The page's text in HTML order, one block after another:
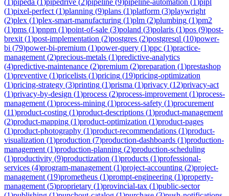
(1)pixel-perfect (1)planning (9)plans (1)platform (3)playwright
(2)plex (1)plex-smart-manufacturing (1)plm (2)plumbing (1)pm2
(1)pms (1)pnpm (1)point-of-sale (3)poland (3)polaris (1)pos (9)post-
brexit (1)post-implementation (2)postgres (2)postgresql (10)power-
bi (79)power-bi-premium (1)power-query (1)ppc (1)practice-
management (2)precious-metals (1)predictive-analytics
(4)predictive-maintenance (2)premium (2)preparation (1)prestashop
(1)preventive (1)pricelists (1)pricing (19)pricing-optimization
(1)pricing-strategy (3)printing (1)prisma (1)privacy (12)privacy-act
(1)privacy-by-design (1)process (2)process-improvement (1)process-
management (1)process-mining (1)process-safety (1)procurement
(11)product-costing (1)product-descriptions (1)product-management
(2)product-mapping (1)product-optimization (1)product-pages
(1)product-photography (1)product-recommendations (1)product-
visualization (1)production (7)production-dashboards (1)production-
management (1)production-planning (2)production-scheduling
(1)productivity (9)productization (1)products (1)professional-
services (4)program-management (1)project-accounting (2)project-
management (19)prometheus (1)prompt-engineering (1)property-
management (5)proprietary (1)provincial-tax (1)public-sector